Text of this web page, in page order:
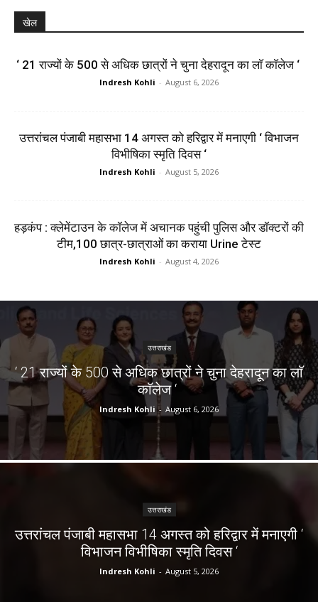
खेल
‘ 21 राज्यों के 500 से अधिक छात्रों ने चुना देहरादून का लाॅ काॅलेज ‘
Indresh Kohli - August 6, 2026
उत्तरांचल पंजाबी महासभा 14 अगस्त को हरिद्वार में मनाएगी ‘ विभाजन
विभीषिका स्मृति दिवस ‘
Indresh Kohli - August 5, 2026
हड़कंप : क्लेमेंटाउन के कॉलेज में अचानक पहुंची पुलिस और डॉक्टरों की
टीम,100 छात्र-छात्राओं का कराया Urine टेस्ट
Indresh Kohli - August 4, 2026
उत्तराखंड
‘ 21 राज्यों के 500 से अधिक छात्रों ने चुना देहरादून का लाॅ
काॅलेज ‘
Indresh Kohli - August 6, 2026
उत्तराखंड
उत्तरांचल पंजाबी महासभा 14 अगस्त को हरिद्वार में मनाएगी ‘
विभाजन विभीषिका स्मृति दिवस ‘
Indresh Kohli - August 5, 2026